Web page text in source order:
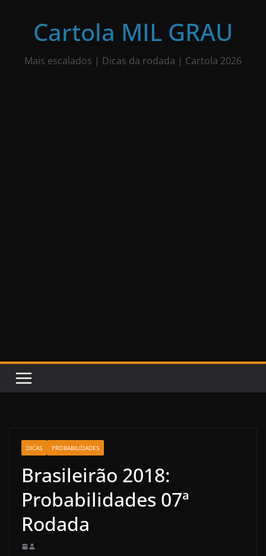
Cartola MIL GRAU
Mais escalados | Dicas da rodada | Cartola 2026
DICAS PROBABILIDADES
Brasileirão 2018:
Probabilidades 07ª
Rodada